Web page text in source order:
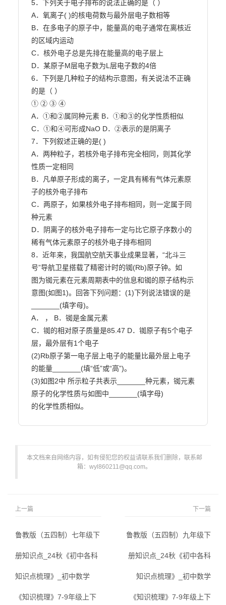
5．下列关于电子排布的说法正确的是（ ）
A．氧离子( )的核电荷数与最外层电子数相等
B．在多电子的原子中，能量高的电子通常在离核近
的区域内运动
C．核外电子总是先排在能量高的电子层上
D．某原子M层电子数为L层电子数的4倍
6．下列是几种粒子的结构示意图，有关说法不正确
的是（ ）
① ② ③ ④
A．①和②属同种元素 B．①和③的化学性质相似
C．①和④可形成NaO D．②表示的是阴离子
7．下列叙述正确的是( )
A．两种粒子，若核外电子排布完全相同，则其化学
性质一定相同
B．凡单原子形成的离子，一定具有稀有气体元素原
子的核外电子排布
C．两原子，如果核外电子排布相同，则一定属于同
种元素
D．阴离子的核外电子排布一定与比它原子序数小的
稀有气体元素原子的核外电子排布相同
8．近年来，我国航空航天事业成果显著，“北斗三
号”导航卫星搭载了精密计时的铷(Rb)原子钟。如
图为铷元素在元素周期表中的信息和铷的原子结构示
意图(如图1)。回答下列问题：(1)下列说法错误的是
_______(填字母)。
A． ， B．铷是金属元素
C．铷的相对原子质量是85.47 D．铷原子有5个电子
层，最外层有1个电子
(2)Rb原子第一电子层上电子的能量比最外层上电子
的能量_______(填“低”或“高”)。
(3)如图2中 所示粒子共表示_______种元素，铷元素
原子的化学性质与如图中_______(填字母)
的化学性质相似。
本文档来自网络内容，如有侵犯您的权益请联系我们删除，联系邮
箱：wyl860211@qq.com。
上一篇
鲁教版（五四制）七年级下
册知识点_24秋《初中各科
知识点梳理》_初中数学
《知识梳理》7-9年级上下
下一篇
鲁教版（五四制）九年级下
册知识点_24秋《初中各科
知识点梳理》_初中数学
《知识梳理》7-9年级上下